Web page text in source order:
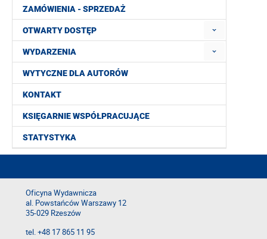
ZAMÓWIENIA - SPRZEDAŻ
OTWARTY DOSTĘP
WYDARZENIA
WYTYCZNE DLA AUTORÓW
KONTAKT
KSIĘGARNIE WSPÓŁPRACUJĄCE
STATYSTYKA
Oficyna Wydawnicza
al. Powstańców Warszawy 12
35-029 Rzeszów
tel. +48 17 865 11 95